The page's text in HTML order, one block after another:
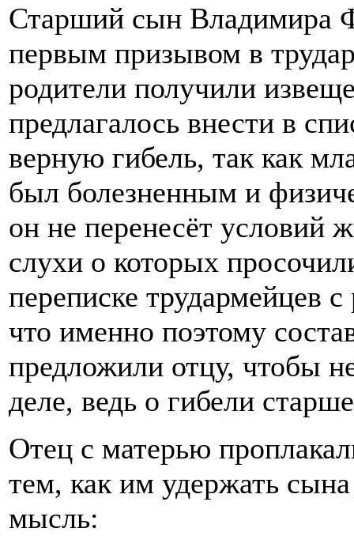
Старший сын Владимира
первым призывом в
родители получили
предлагалось внести в
верную гибель, так как
был болезненным и
он не перенесёт условий
слухи о которых
переписке трудармейцев
что именно поэтому
предложили отцу, чтобы
деле, ведь о гибели
Отец с матерью
тем, как им удержать
мысль: